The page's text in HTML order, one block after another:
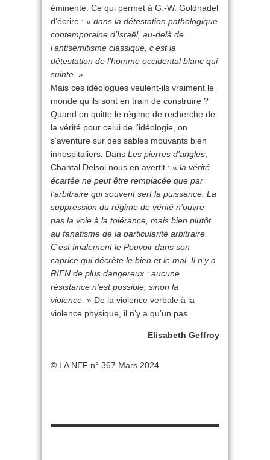
éminente. Ce qui permet à G.-W. Goldnadel
d’écrire : « dans la détestation pathologique
contemporaine d’Israël, au-delà de
l’antisémitisme classique, c’est la
détestation de l’homme occidental blanc qui
suinte. »
Mais ces idéologues veulent-ils vraiment le
monde qu’ils sont en train de construire ?
Quand on quitte le régime de recherche de
la vérité pour celui de l’idéologie, on
s’aventure sur des sables mouvants bien
inhospitaliers. Dans Les pierres d’angles
Chantal Delsol nous en avertit : « la vérité
écartée ne peut être remplacée que par
l’arbitraire qui souvent sert la puissance. La
suppression du régime de vérité n’ouvre
pas la voie à la tolérance, mais bien plutôt
au fanatisme de la particularité arbitraire.
C’est finalement le Pouvoir dans son
caprice qui décrète le bien et le mal. Il n’y a
RIEN de plus dangereux : aucune
résistance n’est possible, sinon la
violence. » De la violence verbale à la
violence physique, il n’y a qu’un pas.
Elisabeth Geffroy
© LA NEF n° 367 Mars 2024